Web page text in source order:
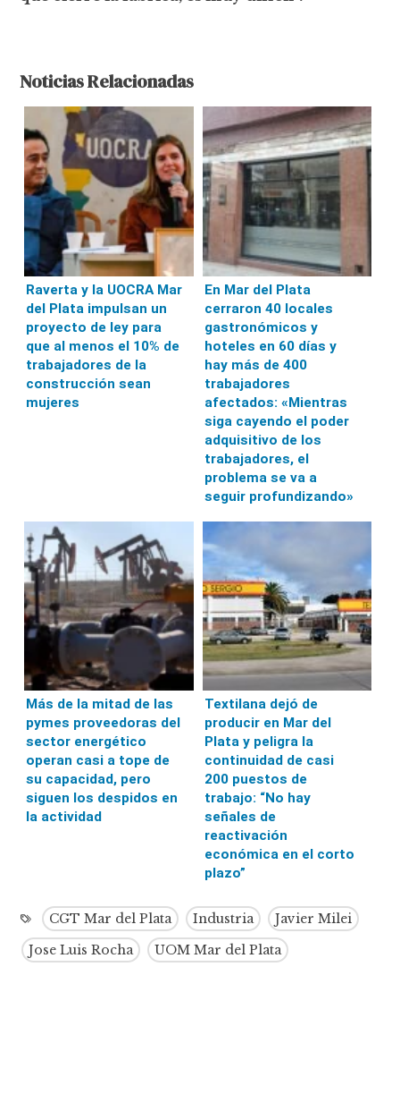
Noticias Relacionadas
Raverta y la UOCRA Mar
del Plata impulsan un
proyecto de ley para
que al menos el 10% de
trabajadores de la
construcción sean
mujeres
En Mar del Plata
cerraron 40 locales
gastronómicos y
hoteles en 60 días y
hay más de 400
trabajadores
afectados: «Mientras
siga cayendo el poder
adquisitivo de los
trabajadores, el
problema se va a
seguir profundizando»
Más de la mitad de las
pymes proveedoras del
sector energético
operan casi a tope de
su capacidad, pero
siguen los despidos en
la actividad
Textilana dejó de
producir en Mar del
Plata y peligra la
continuidad de casi
200 puestos de
trabajo: “No hay
señales de
reactivación
económica en el corto
plazo”
CGT Mar del Plata Industria
Javier Milei
Jose Luis Rocha
UOM Mar del Plata